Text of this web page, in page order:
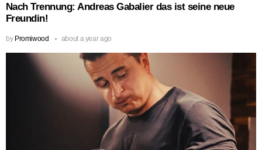
Nach Trennung: Andreas Gabalier das ist seine neue
Freundin!
by Promiwood about a year ago